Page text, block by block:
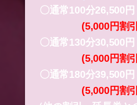
〇通常100分26,500
(5,000円割
〇通常130分30,500
(5,000円割
〇通常180分39,500
(5,000円割